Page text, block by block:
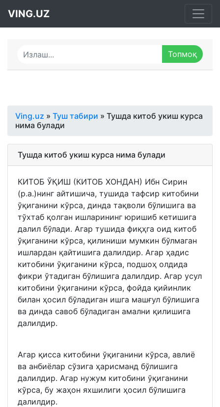
VING.UZ
Ving.uz » Туш табири » Тушда китоб укиш курса
нима булади
Тушда китоб укиш курса нима булади
КИТОБ ЎҚИШ (КИТОБ ХОНДАН) Ибн Сирин
(р.а.)нинг айтишича, тушида тафсир китобини
ўқиганини кўрса, динда тақволи бўлишига ва
тўхтаб қолган ишларининг юришиб кетишига
далил бўлади. Агар тушида фиқҳга оид китоб
ўқиганини кўрса, қилиниши мумкин бўлмаган
ишлардан қайтишига далилдир. Агар ҳадис
китобини ўқиганини кўрса, подшоҳ олдида
фикри ўтадиган бўлишига далилдир. Агар усул
китобини ўқиганини кўрса, фойда қийинлик
билан ҳосил бўладиган ишга машғул бўлишига
ва динда савоб бўладиган амални қилишига
далилдир.
Агар қисса китобини ўқиганини кўрса, авлиё
ва анбиёлар сўзига ҳарисманд бўлишига
далилдир. Агар нужум китобини ўқиганини
кўрса, бу жаҳон яхшилиги ҳосил бўлишига
далилдир.